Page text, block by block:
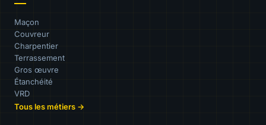
Maçon
Couvreur
Charpentier
Terrassement
Gros œuvre
Étanchéité
VRD
Tous les métiers →